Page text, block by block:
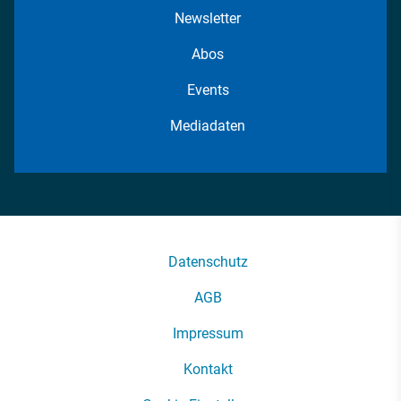
Newsletter
Abos
Events
Mediadaten
Datenschutz
AGB
Impressum
Kontakt